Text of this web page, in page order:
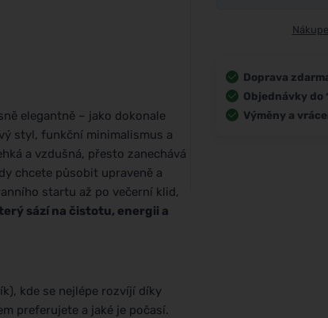
elegantně – jako dokonale
styl, funkční minimalismus a
a vzdušná, přesto zanechává
chcete působit upraveně a
startu až po večerní klid,
sází na čistotu, energii a
kde se nejlépe rozvíjí díky
preferujete a jaké je počasí.
Doprava
Objednávky do
Výměny a